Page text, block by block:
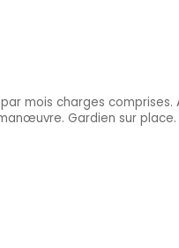
mois charges comprises.
Gardien sur place.